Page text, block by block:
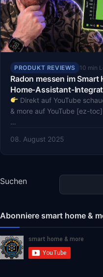
PRODUKT REVIEWS 10 min
Radon messen im Smart
Direkt auf YouTube
& more auf YouTube [ez-toc] Radon messen im Smart Home –
…
08. August 2025
Suchen
Abonniere smart home &